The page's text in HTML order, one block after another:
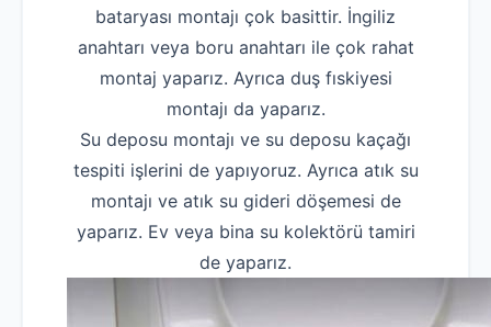
bataryası montajı çok basittir. İngiliz
anahtarı veya boru anahtarı ile çok rahat
montaj yaparız. Ayrıca duş fıskiyesi
montajı da yaparız.
Su deposu montajı ve su deposu kaçağı
tespiti işlerini de yapıyoruz. Ayrıca atık su
montajı ve atık su gideri döşemesi de
yaparız. Ev veya bina su kolektörü tamiri
de yaparız.